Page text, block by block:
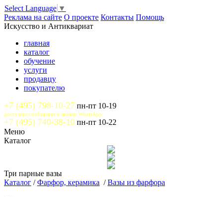
Select Language ▼
Реклама на сайте О проекте Контакты Помощь
Искусство и Антиквариат
главная
каталог
обучение
услуги
продавцу
покупателю
+7 (495) 798-10-27 пн-пт 10-19
доступны сообщения и звонки WhatsApp
+7 (495) 740-38-10 пн-пт 10-22
Меню
Каталог
Три парные вазы
Каталог /Фарфор, керамика /Вазы из фарфора